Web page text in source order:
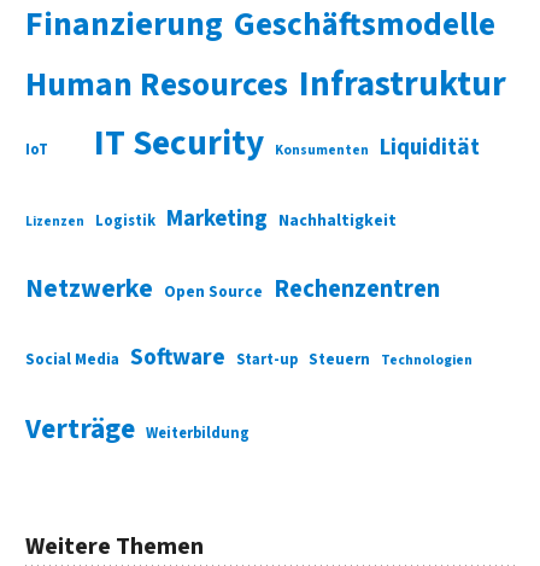
Finanzierung Geschäftsmodelle
Human Resources Infrastruktur
IoT IT Security Konsumenten Liquidität
Lizenzen Logistik Marketing Nachhaltigkeit
Netzwerke Open Source Rechenzentren
Social Media Software Start-up Steuern Technologien
Verträge Weiterbildung
Weitere Themen